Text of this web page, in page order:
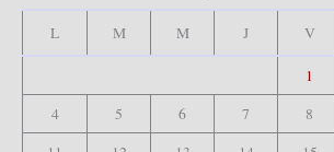
L M M J V
1
4
5 6 7 8